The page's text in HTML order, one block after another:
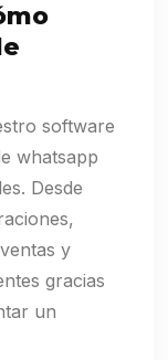
software
whatsapp
Desde
y
gracias
un